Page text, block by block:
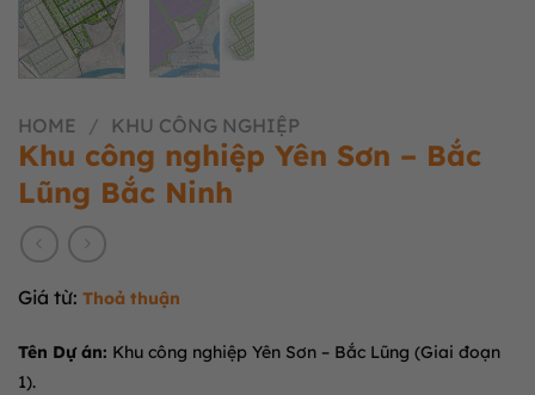
HOME / KHU CÔNG NGHIỆP
Khu công nghiệp Yên Sơn – Bắc
Lũng Bắc Ninh
Giá từ: Thoả thuận
Tên Dự án: Khu công nghiệp Yên Sơn – Bắc Lũng (Giai đoạn
1).